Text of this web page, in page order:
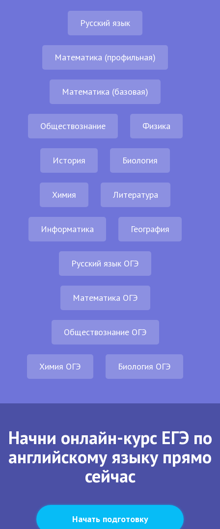
Русский язык
Математика (профильная)
Математика (базовая)
Обществознание Физика
История Биология
Химия Литература
Информатика География
Русский язык ОГЭ
Математика ОГЭ
Обществознание ОГЭ
Химия ОГЭ Биология ОГЭ
Начни онлайн-курс ЕГЭ по
английскому языку прямо
сейчас
Начать подготовку